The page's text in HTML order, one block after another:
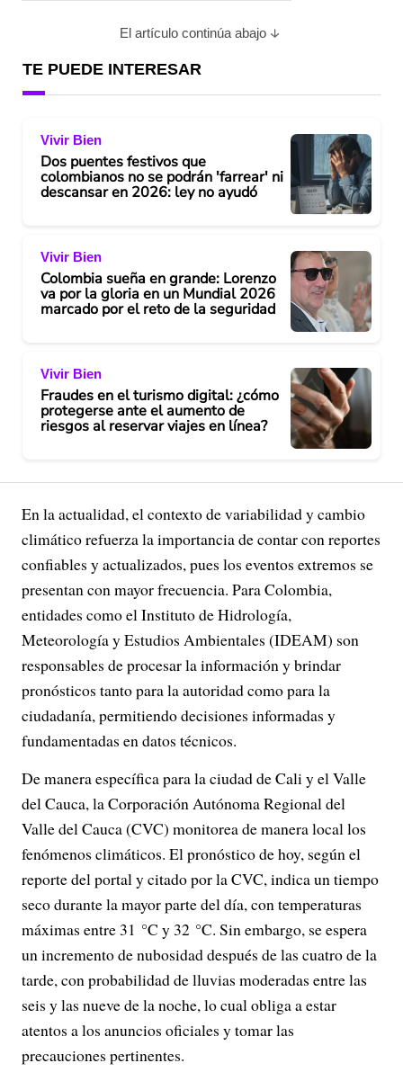
El artículo continúa abajo
TE PUEDE INTERESAR
Vivir Bien
Dos puentes festivos que
colombianos no se podrán 'farrear' ni
descansar en 2026: ley no ayudó
Vivir Bien
Colombia sueña en grande: Lorenzo
va por la gloria en un Mundial 2026
marcado por el reto de la seguridad
Vivir Bien
Fraudes en el turismo digital: ¿cómo
protegerse ante el aumento de
riesgos al reservar viajes en línea?
En la actualidad, el contexto de variabilidad y cambio
climático refuerza la importancia de contar con reportes
confiables y actualizados, pues los eventos extremos se
presentan con mayor frecuencia. Para Colombia,
entidades como el Instituto de Hidrología,
Meteorología y Estudios Ambientales (IDEAM) son
responsables de procesar la información y brindar
pronósticos tanto para la autoridad como para la
ciudadanía, permitiendo decisiones informadas y
fundamentadas en datos técnicos.
De manera específica para la ciudad de Cali y el Valle
del Cauca, la Corporación Autónoma Regional del
Valle del Cauca (CVC) monitorea de manera local los
fenómenos climáticos. El pronóstico de hoy, según el
reporte del portal y citado por la CVC, indica un tiempo
seco durante la mayor parte del día, con temperaturas
máximas entre 31 °C y 32 °C. Sin embargo, se espera
un incremento de nubosidad después de las cuatro de la
tarde, con probabilidad de lluvias moderadas entre las
seis y las nueve de la noche, lo cual obliga a estar
atentos a los anuncios oficiales y tomar las
precauciones pertinentes.